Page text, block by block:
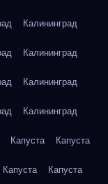
Калининград
Калининград
Калининград
Калининград
Капуста Капуста
Капуста Капуста